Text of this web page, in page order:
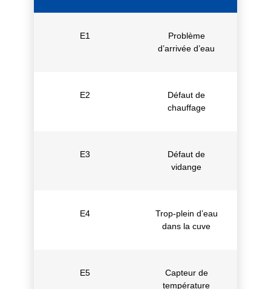
E1
Problème
d’arrivée d’eau
E2
Défaut de
chauffage
E3
Défaut de
vidange
E4
Trop-plein d’eau
dans la cuve
E5
Capteur de
température